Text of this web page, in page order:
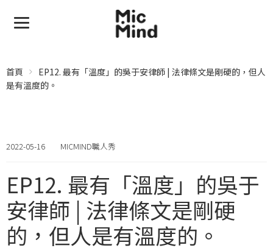
首頁
EP12. 最有「溫度」的吳于安律師 | 法律條文是剛硬的，但人
是有溫度的。
2022-05-16 MICMIND職人秀
EP12. 最有「溫度」的吳于
安律師 | 法律條文是剛硬
的，但人是有溫度的。